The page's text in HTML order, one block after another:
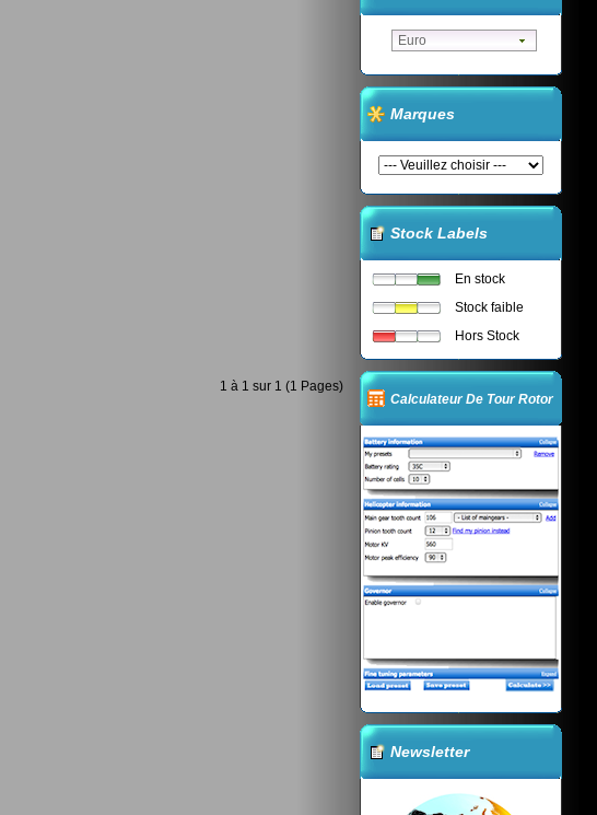
Euro
Marques
Stock Labels
En stock
Stock faible
Hors Stock
Calculateur De Tour Rotor
Newsletter
1 à 1 sur 1 (1 Pages)